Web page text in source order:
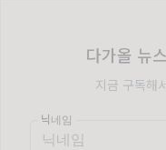
다가올 뉴
지금 구독해
닉네임